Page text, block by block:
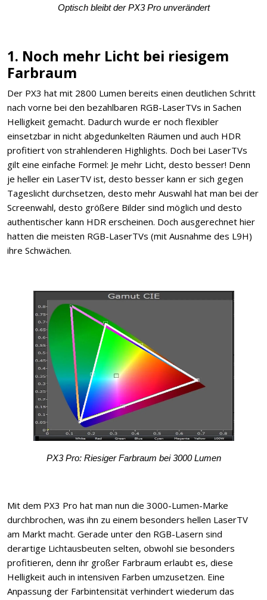
Optisch bleibt der PX3 Pro unverändert
1. Noch mehr Licht bei riesigem
Farbraum
Der PX3 hat mit 2800 Lumen bereits einen deutlichen Schritt
nach vorne bei den bezahlbaren RGB-LaserTVs in Sachen
Helligkeit gemacht. Dadurch wurde er noch flexibler
einsetzbar in nicht abgedunkelten Räumen und auch HDR
profitiert von strahlenderen Highlights. Doch bei LaserTVs
gilt eine einfache Formel: Je mehr Licht, desto besser! Denn
je heller ein LaserTV ist, desto besser kann er sich gegen
Tageslicht durchsetzen, desto mehr Auswahl hat man bei der
Screenwahl, desto größere Bilder sind möglich und desto
authentischer kann HDR erscheinen. Doch ausgerechnet hier
hatten die meisten RGB-LaserTVs (mit Ausnahme des L9H)
ihre Schwächen.
PX3 Pro: Riesiger Farbraum bei 3000 Lumen
Mit dem PX3 Pro hat man nun die 3000-Lumen-Marke
durchbrochen, was ihn zu einem besonders hellen LaserTV
am Markt macht. Gerade unter den RGB-Lasern sind
derartige Lichtausbeuten selten, obwohl sie besonders
profitieren, denn ihr großer Farbraum erlaubt es, diese
Helligkeit auch in intensiven Farben umzusetzen. Eine
Anpassung der Farbintensität verhindert wiederum das